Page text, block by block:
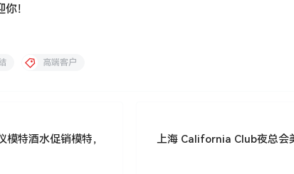
！
高端客户
特酒水促销模特，
上海 California Club夜总会